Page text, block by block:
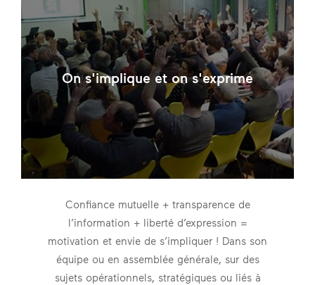
On s'implique et on s'exprime
Confiance mutuelle + transparence de
l’information + liberté d’expression =
motivation et envie de s’impliquer ! Dans son
équipe ou en assemblée générale, sur des
sujets opérationnels, stratégiques ou liés à